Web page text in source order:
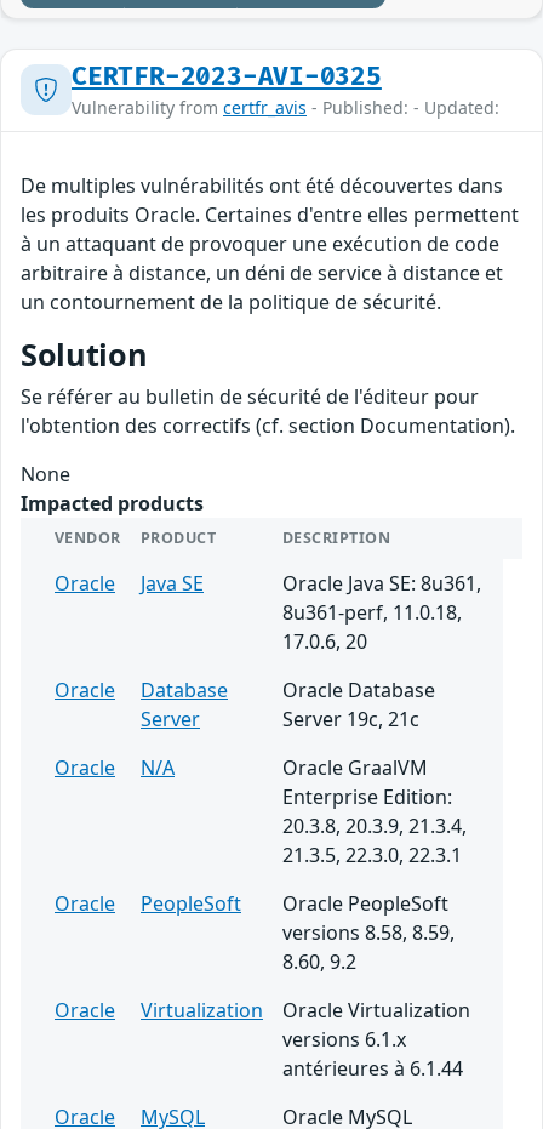
CERTFR-2023-AVI-0325
Vulnerability from certfr_avis - Published: - Updated:
De multiples vulnérabilités ont été découvertes dans
les produits Oracle. Certaines d'entre elles permettent
à un attaquant de provoquer une exécution de code
arbitraire à distance, un déni de service à distance et
un contournement de la politique de sécurité.
Solution
Se référer au bulletin de sécurité de l'éditeur pour
l'obtention des correctifs (cf. section Documentation).
None
Impacted products
VENDOR PRODUCT DESCRIPTION
Oracle Java SE
Oracle Java SE: 8u361,
8u361-perf, 11.0.18,
17.0.6, 20
Oracle
Database
Server
Oracle Database
Server 19c, 21c
Oracle
N/A
Oracle GraalVM
Enterprise Edition:
20.3.8, 20.3.9, 21.3.4,
21.3.5, 22.3.0, 22.3.1
Oracle
PeopleSoft
Oracle PeopleSoft
versions 8.58, 8.59,
8.60, 9.2
Oracle
Virtualization
Oracle Virtualization
versions 6.1.x
antérieures à 6.1.44
Oracle
MySQL Oracle MySQL